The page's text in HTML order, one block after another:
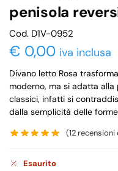
penisola
Cod. D1V-0952
€ 0,00 iva inclusa
Divano letto Rosa
moderno, ma si adatta
classici, infatti si
dalla semplicità delle
(12 recensioni
Esaurito